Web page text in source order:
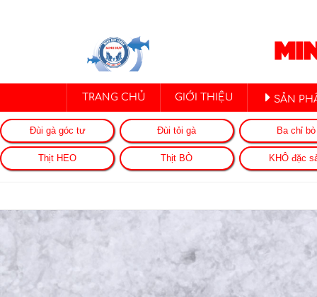
TRANG CHỦ GIỚI THIỆU SẢN
Đùi gà góc tư Đùi tỏi gà Ba chỉ bò
Thịt HEO Thịt BÒ KHÔ đặc